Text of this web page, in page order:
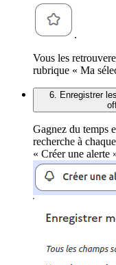
.
Vous les
rubrique « Ma
6. Enregistrer
Gagnez du temps
recherche à
« Créer une alerte